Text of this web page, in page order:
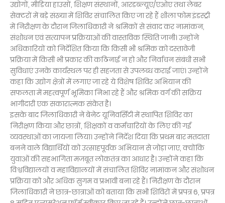
उद्योगों, मीडिया हाउसों, शिक्षण संस्थानों, आरडब्ल्यूए/एओए तथा लेबर
सेक्टरों में बड़े संख्या में शिविर संचालित किए जा रहे हैं शीला फोम इंडस्ट्री
में निरीक्षण के दौरान जिलाधिकारी ने श्रमिकों से संवाद कर नामांकन,
संशोधन एवं सत्यापन प्रक्रियाओं की वास्तविक स्थिति जानी। उन्होंने
अधिकारियों को निर्देशित किया कि किसी भी श्रमिक को दस्तावेजी
प्रक्रिया में किसी भी प्रकार की कठिनाई न हो और निर्वाचन संबंधी सभी
सुविधाएं उनके कार्यस्थल पर ही सहजता से उपलब्ध कराई जाएं। उन्होंने
कहा कि उद्योग क्षेत्रों में लगाए जा रहे ये विशेष शिविर अभियान की
सफलता में महत्वपूर्ण भूमिका निभा रहे हैं और श्रमिक वर्ग की सक्रिय
भागीदारी एक सकारात्मक संकेत है।
इसके बाद जिलाधिकारी ने बेनेट यूनिवर्सिटी में स्थापित शिविर का
निरीक्षण किया और छात्रों, शिक्षकों व कर्मचारियों के लिए की गई
व्यवस्थाओं का जायजा लिया। उन्होंने निर्देश दिया कि प्रथम बार मतदाता
बनने वाले विद्यार्थियों को उत्साहपूर्वक अभियान से जोड़ा जाए, क्योंकि
युवाओं की सहभागिता मजबूत लोकतंत्र का आधार है। उन्होंने कहा कि
विश्वविद्यालयों व महाविद्यालयों में संचालित शिविर नामांकन और संशोधन
प्रक्रिया को और अधिक सुगम व प्रभावी बना रहे हैं। निरीक्षण के दौरान
जिलाधिकारी ने छात्र-छात्राओं को बताया कि सभी शिविरों में प्रपत्र 6, प्रपत्र